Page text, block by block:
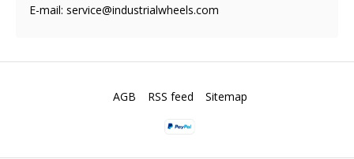
E-mail: service@industrialwheels.com
AGB RSS feed Sitemap